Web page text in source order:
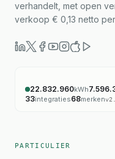
verhandelt, met open
verkoop € 0,13 netto
22.832.960kWh
33integraties68merkenv
PARTICULIER